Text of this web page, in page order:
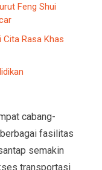
Feng Shui
Cita Rasa Khas
cabang-
fasilitas
semakin
transportasi